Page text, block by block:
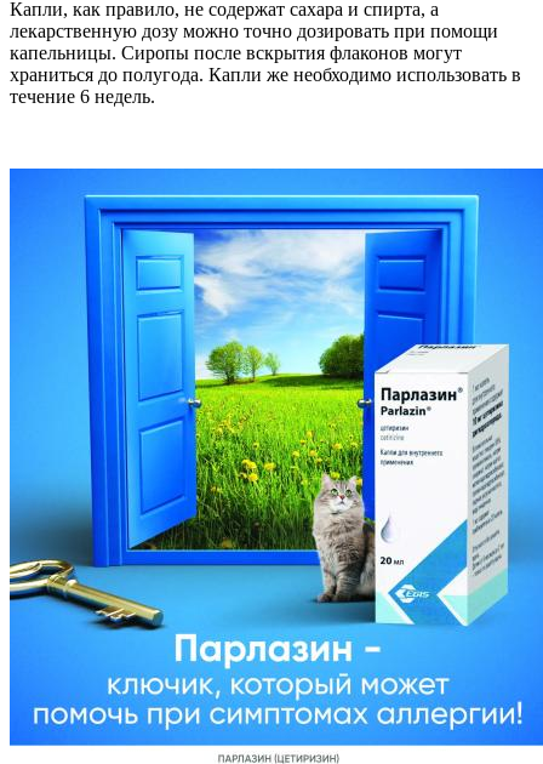
Капли, как правило, не содержат сахара и спирта, а
лекарственную дозу можно точно дозировать при помощи
капельницы. Сиропы после вскрытия флаконов могут
храниться до полугода. Капли же необходимо использовать в
течение 6 недель.